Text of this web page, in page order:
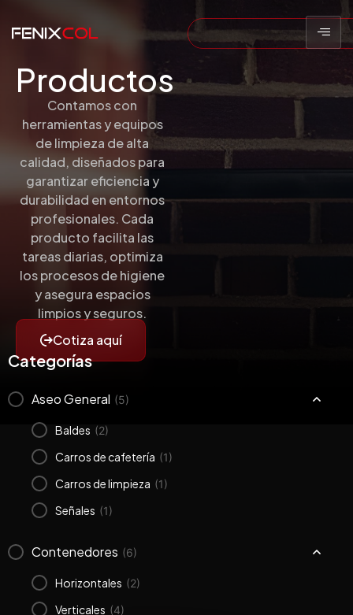
Productos
Contamos con
herramientas y equipos
de limpieza de alta
calidad, diseñados para
garantizar eficiencia y
durabilidad en entornos
profesionales. Cada
producto facilita las
tareas diarias, optimiza
los procesos de higiene
y asegura espacios
limpios y seguros.
Cotiza aquí
Categorías
Aseo General (5)
Baldes (2)
Carros de cafetería (1)
Carros de limpieza (1)
Señales (1)
Contenedores (6)
Horizontales (2)
Verticales (4)